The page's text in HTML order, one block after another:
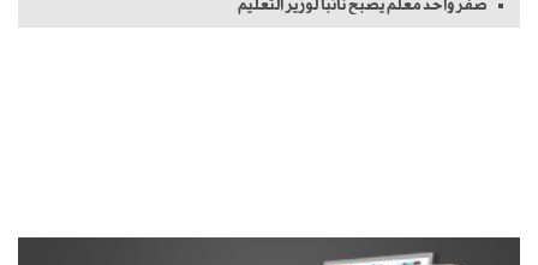
صفر واحد معلم يصبح نائبًا لوزير التعليم